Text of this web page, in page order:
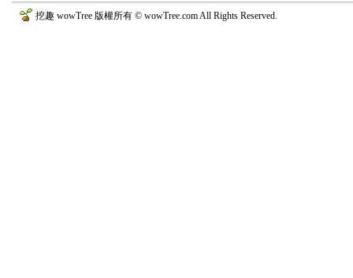
挖趣 wowTree 版權所有 © wowTree.com All Rights Reserved.